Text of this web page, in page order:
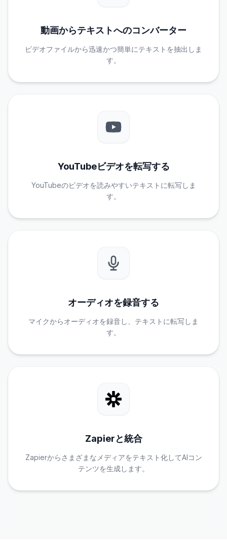
動画からテキストへのコンバーター
ビデオファイルから迅速かつ簡単にテキストを抽出しま
す。
YouTubeビデオを転写する
YouTubeのビデオを読みやすいテキストに転写しま
す。
オーディオを録音する
マイクからオーディオを録音し、テキストに転写しま
す。
Zapierと統合
Zapierからさまざまなメディアをテキスト化してAIコン
テンツを生成します。